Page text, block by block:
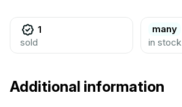
1
sold
many
in stock
Additional information